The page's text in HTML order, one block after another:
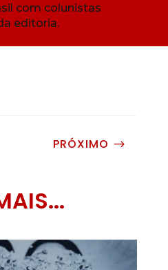
com colunistas
editoria.
PRÓXIMO $